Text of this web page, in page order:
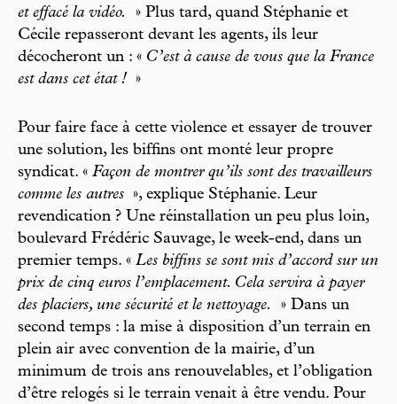
et effacé la vidéo.
» Plus tard, quand Stéphanie et
Cécile repasseront devant les agents, ils leur
décocheront un : « C’est à cause de vous que la France
est dans cet état ! »
Pour faire face à cette violence et essayer de trouver
une solution, les biffins ont monté leur propre
syndicat. « Façon de montrer qu’ils sont des travailleurs
comme les autres », explique Stéphanie. Leur
revendication ? Une réinstallation un peu plus loin,
boulevard Frédéric Sauvage, le week-end, dans un
premier temps. « Les biffins se sont mis d’accord sur un
prix de cinq euros l’emplacement. Cela servira à payer
des placiers, une sécurité et le nettoyage.
» Dans un
second temps : la mise à disposition d’un terrain en
plein air avec convention de la mairie, d’un
minimum de trois ans renouvelables, et l’obligation
d’être relogés si le terrain venait à être vendu. Pour